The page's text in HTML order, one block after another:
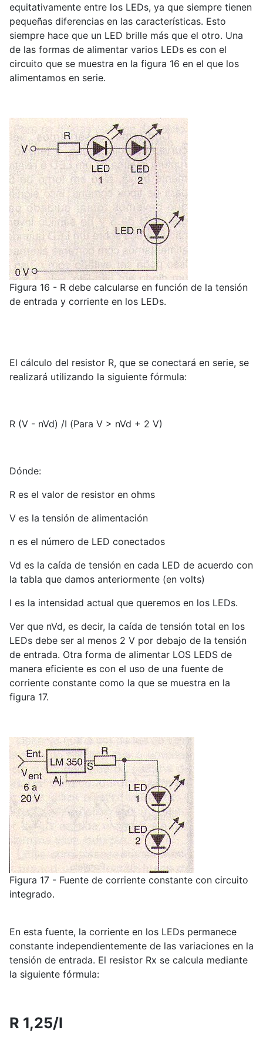
equitativamente entre los LEDs, ya que siempre tienen
pequeñas diferencias en las características. Esto
siempre hace que un LED brille más que el otro. Una
de las formas de alimentar varios LEDs es con el
circuito que se muestra en la figura 16 en el que los
alimentamos en serie.
Figura 16 - R debe calcularse en función de la tensión
de entrada y corriente en los LEDs.
El cálculo del resistor R, que se conectará en serie, se
realizará utilizando la siguiente fórmula:
R (V - nVd) /I (Para V > nVd + 2 V)
Dónde:
R es el valor de resistor en ohms
V es la tensión de alimentación
n es el número de LED conectados
Vd es la caída de tensión en cada LED de acuerdo con
la tabla que damos anteriormente (en volts)
I es la intensidad actual que queremos en los LEDs.
Ver que nVd, es decir, la caída de tensión total en los
LEDs debe ser al menos 2 V por debajo de la tensión
de entrada. Otra forma de alimentar LOS LEDS de
manera eficiente es con el uso de una fuente de
corriente constante como la que se muestra en la
figura 17.
Figura 17 - Fuente de corriente constante con circuito
integrado.
En esta fuente, la corriente en los LEDs permanece
constante independientemente de las variaciones en la
tensión de entrada. El resistor Rx se calcula mediante
la siguiente fórmula:
R 1,25/I